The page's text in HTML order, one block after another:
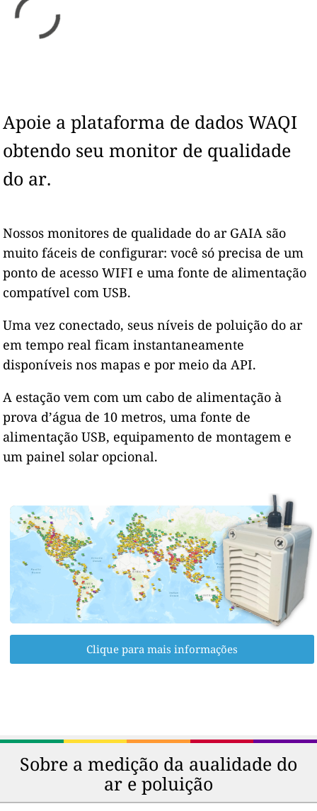
Apoie a plataforma de dados WAQI
obtendo seu monitor de qualidade
do ar.
Nossos monitores de qualidade do ar GAIA são
muito fáceis de configurar: você só precisa de um
ponto de acesso WIFI e uma fonte de alimentação
compatível com USB.
Uma vez conectado, seus níveis de poluição do ar
em tempo real ficam instantaneamente
disponíveis nos mapas e por meio da API.
A estação vem com um cabo de alimentação à
prova d’água de 10 metros, uma fonte de
alimentação USB, equipamento de montagem e
um painel solar opcional.
Clique para mais informações
Sobre a medição da aualidade do
ar e poluição